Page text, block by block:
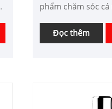
phẩm chăm sóc
tôi cung cấp dịch
nhà cá nhân tùy
tác với bạn trong
Đọc thêm